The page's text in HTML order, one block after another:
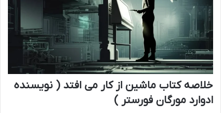
خلاصه کتاب ماشین از کار می افتد ( نویسنده
ادوارد مورگان فورستر )